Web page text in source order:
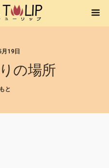
19日
の場所
と